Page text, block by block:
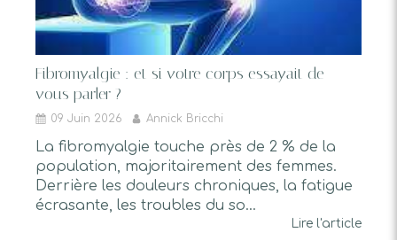
Fibromyalgie : et si votre corps essayait de
vous parler ?
09 Juin 2026 Annick Bricchi
La fibromyalgie touche près de 2 % de la
population, majoritairement des femmes.
Derrière les douleurs chroniques, la fatigue
écrasante, les troubles du so...
Lire l'article